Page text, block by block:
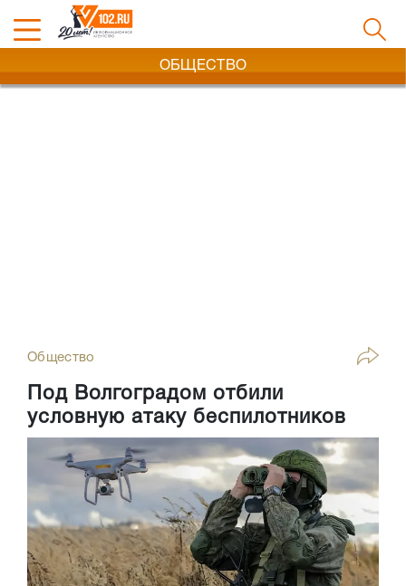
ОБЩЕСТВО
Общество
Под Волгоградом отбили
условную атаку беспилотников